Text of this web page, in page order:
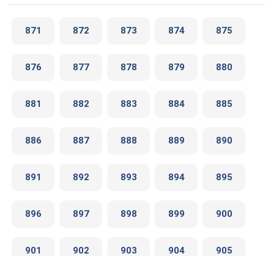
871 872 873 874 875
876 877 878 879 880
881 882 883 884 885
886 887 888 889 890
891 892 893 894 895
896 897 898 899 900
901 902 903 904 905